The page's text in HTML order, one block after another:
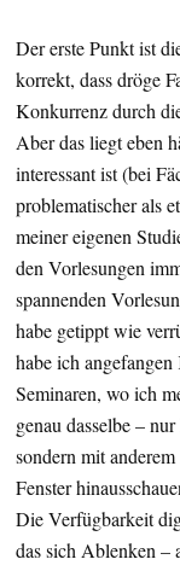
Der erste Punkt ist
korrekt, dass dröge
Konkurrenz durch
Aber das liegt eben
interessant ist (bei
problematischer als
meiner eigenen
den Vorlesungen
spannenden
habe getippt wie
habe ich
Seminaren, wo ich
genau dasselbe –
sondern mit
Fenster
Die Verfügbarkeit
das sich Ablenken –